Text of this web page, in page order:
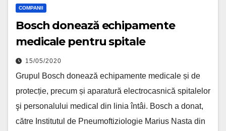
COMPANII
Bosch donează echipamente
medicale pentru spitale
15/05/2020
Grupul Bosch donează echipamente medicale și de
protecție, precum și aparatură electrocasnică spitalelor
şi personalului medical din linia întâi. Bosch a donat,
către Institutul de Pneumoftiziologie Marius Nasta din